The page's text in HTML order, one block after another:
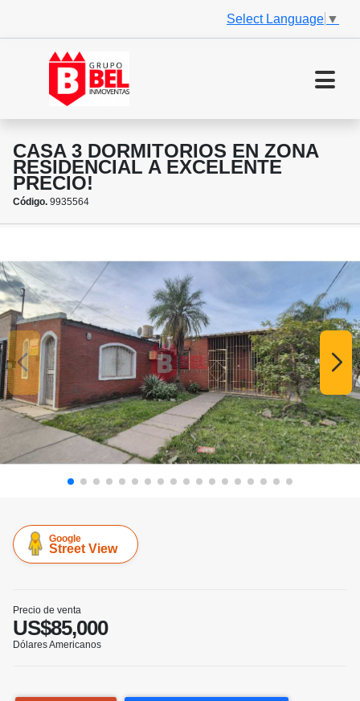
Select Language ▼
CASA 3 DORMITORIOS EN ZONA
RESIDENCIAL A EXCELENTE
PRECIO!
Código. 9935564
Google
Street View
Precio de venta
US$85,000
Dólares Americanos